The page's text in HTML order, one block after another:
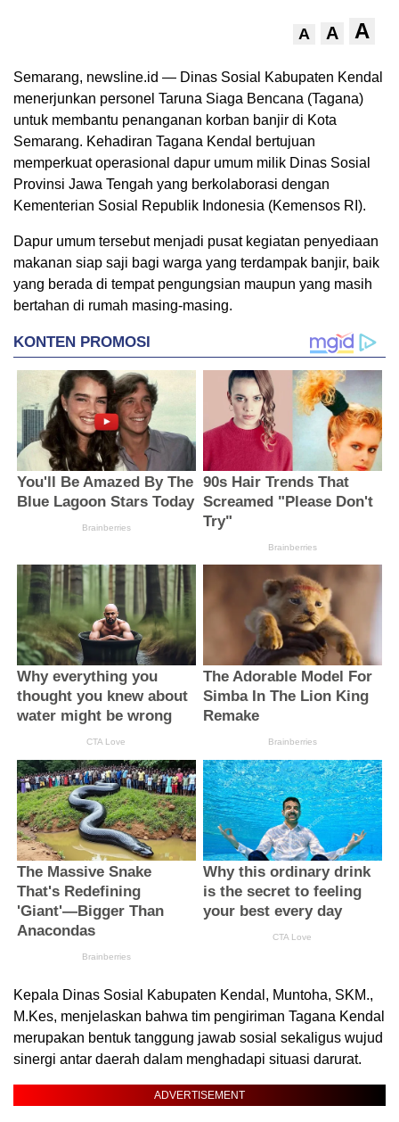
A A A
Semarang, newsline.id — Dinas Sosial Kabupaten Kendal
menerjunkan personel Taruna Siaga Bencana (Tagana)
untuk membantu penanganan korban banjir di Kota
Semarang. Kehadiran Tagana Kendal bertujuan
memperkuat operasional dapur umum milik Dinas Sosial
Provinsi Jawa Tengah yang berkolaborasi dengan
Kementerian Sosial Republik Indonesia (Kemensos RI).
Dapur umum tersebut menjadi pusat kegiatan penyediaan
makanan siap saji bagi warga yang terdampak banjir, baik
yang berada di tempat pengungsian maupun yang masih
bertahan di rumah masing-masing.
Kepala Dinas Sosial Kabupaten Kendal, Muntoha, SKM.,
M.Kes, menjelaskan bahwa tim pengiriman Tagana Kendal
merupakan bentuk tanggung jawab sosial sekaligus wujud
sinergi antar daerah dalam menghadapi situasi darurat.
ADVERTISEMENT